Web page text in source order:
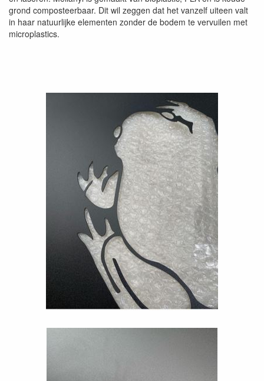
grond composteerbaar. Dit wil zeggen dat het vanzelf uiteen valt
in haar natuurlijke elementen zonder de bodem te vervuilen met
microplastics.